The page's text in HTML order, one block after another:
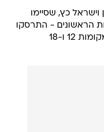
וישראל כץ, שסיימו
הראשונים - התרסקו
בבחירות הנוכחיות והגיעו למקומות 12 ו-18